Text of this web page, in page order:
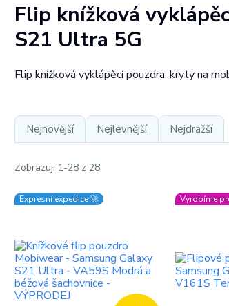
Flip knížková
S21 Ultra 5G
Flip knížková vyklápěcí pouzdra, kryty na
Nejnovější Nejlevnější Nejdražší
Zobrazuji 1-28 z 28
Expresní expedice 🚀 Vyrobíme